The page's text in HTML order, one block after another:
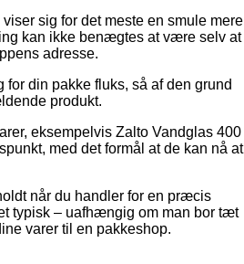
sig for det meste en smule mere
kan ikke benægtes at være selv at
adresse.
din pakke fluks, så af den grund
produkt.
eksempelvis Zalto Vandglas 400
med det formål at de kan nå at
når du handler for en præcis
typisk – uafhængig om man bor tæt
varer til en pakkeshop.